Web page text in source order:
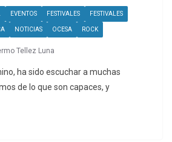
EVENTOS FESTIVALES FESTIVALES
NOTICIAS OCESA ROCK
Tellez Luna
ha sido escuchar a muchas
de lo que son capaces, y